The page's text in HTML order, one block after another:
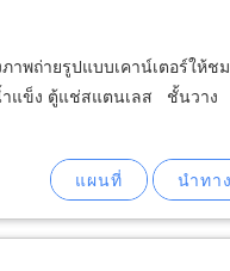
าพถ่ายรูปแบบเคาน์เตอร์ให้ชม
ำแข็ง ตู้แช่สแตนเลส ชั้นวาง